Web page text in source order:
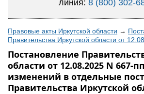
линия:8 (800) 302-
Правовые акты Иркутской области →
Правительства Иркутской области от
Постановление
области от 12.08.2025 N 667-
изменений в отдельные
Правительства Иркутской